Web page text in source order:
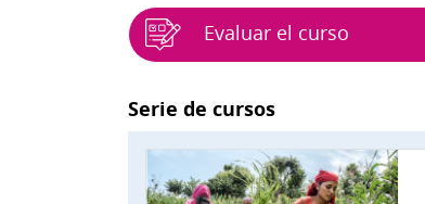
Evaluar el curso
Bloques
Serie de cursos